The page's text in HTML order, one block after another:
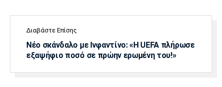
Διαβάστε Επίσης
Νέο σκάνδαλο με Ινφαντίνο: «Η UEFA πλήρωσε
εξαψήφιο ποσό σε πρώην ερωμένη του!»